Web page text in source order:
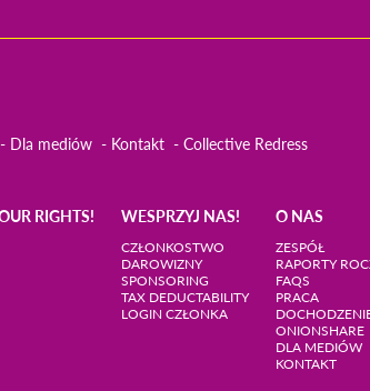
Dla mediów Kontakt Collective Redress
RIGHTS! WESPRZYJ NAS!
CZŁONKOSTWO
DAROWIZNY
SPONSORING
TAX DEDUCTABILITY
LOGIN CZŁONKA
O NAS
ZESPÓŁ
RAPORTY
FAQS
PRACA
ONIONSHARE
DLA MEDIÓW
KONTAKT